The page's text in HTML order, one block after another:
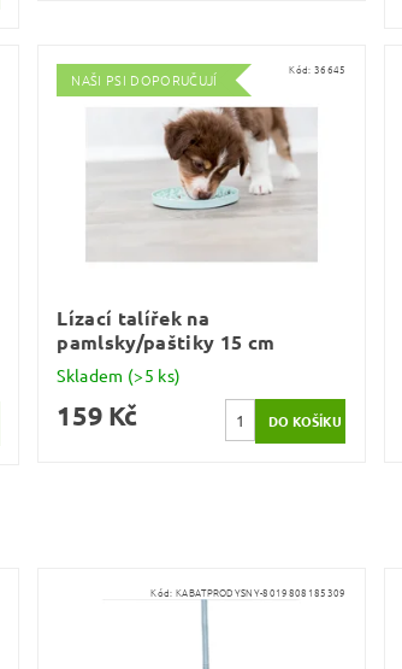
NAŠI PSI DOPORUČUJÍ
Kód: 36645
Lízací talířek na
pamlsky/paštiky 15 cm
Skladem (>5 ks)
159 Kč
Kód: KABATPRODYSNY-8019808185309